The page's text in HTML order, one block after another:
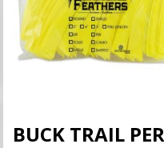
BUCK TRAIL